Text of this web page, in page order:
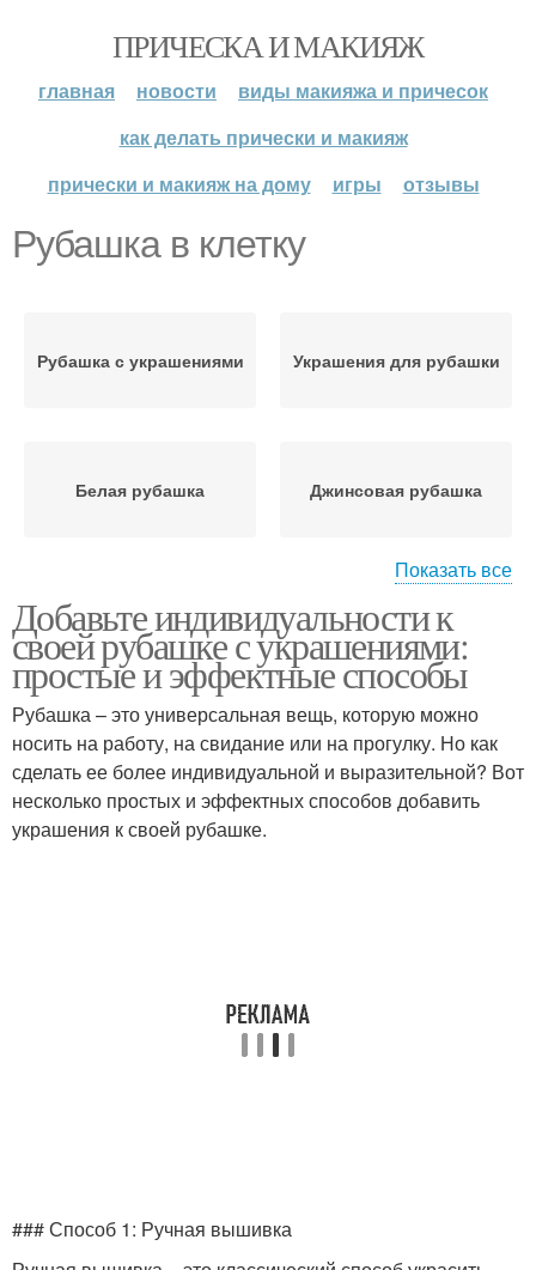
ПРИЧЕСКА И МАКИЯЖ
главная новости
виды макияжа и причесок
как делать прически и макияж
прически и макияж на дому
игры отзывы
Рубашка в клетку
Рубашка с украшениями Украшения для рубашки
Белая рубашка Джинсовая рубашка
Длинная рубашка Женская рубашка
Рубашка для
обновления
Стильные рубашки
Рубашки для создания
Показать все
Добавьте индивидуальности к
своей рубашке с украшениями:
простые и эффектные способы
Рубашка – это универсальная вещь, которую можно
носить на работу, на свидание или на прогулку. Но как
сделать ее более индивидуальной и выразительной? Вот
несколько простых и эффектных способов добавить
украшения к своей рубашке.
### Способ 1: Ручная вышивка